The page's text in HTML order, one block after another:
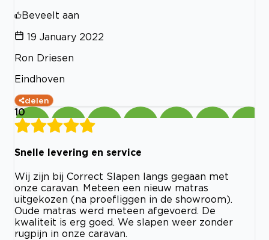
Beveelt aan
19 January 2022
Ron Driesen
Eindhoven
delen
10
Snelle levering en service
Wij zijn bij Correct Slapen langs gegaan met
onze caravan. Meteen een nieuw matras
uitgekozen (na proefliggen in de showroom).
Oude matras werd meteen afgevoerd. De
kwaliteit is erg goed. We slapen weer zonder
rugpijn in onze caravan.